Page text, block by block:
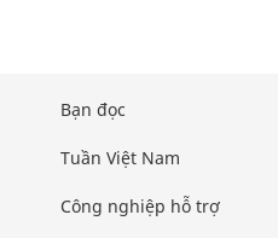
Bạn đọc
Tuần Việt Nam
Công nghiệp hỗ trợ